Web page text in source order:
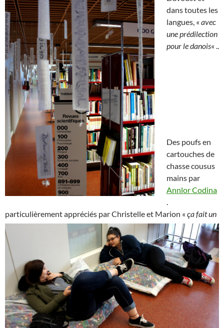
dans toutes les
langues, « avec
une prédilection
pour le danois« ..
Des poufs en
cartouches de
chasse cousus
mains par
Annlor Codina
.
particulièrement appréciés par Christelle et Marion « ça fait un